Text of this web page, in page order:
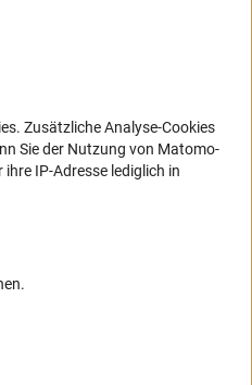
Zusätzliche Analyse-Cookies
Sie der Nutzung von Matomo-
IP-Adresse lediglich in